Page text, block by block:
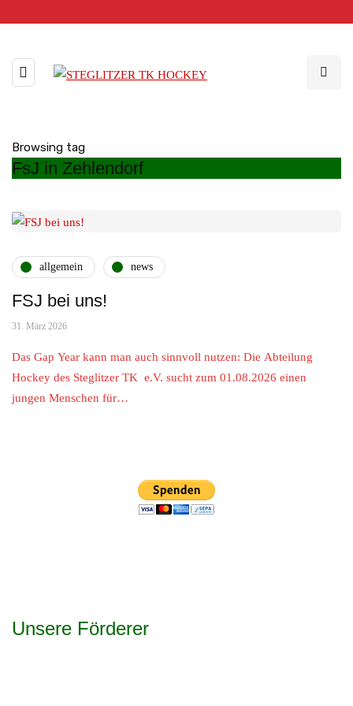
Browsing tag
FsJ in Zehlendorf
allgemein news
FSJ bei uns!
31. März 2026
Das Gap Year kann man auch sinnvoll nutzen: Die Abteilung
Hockey des Steglitzer TK e.V. sucht zum 01.08.2026 einen
jungen Menschen für…
Unsere Förderer